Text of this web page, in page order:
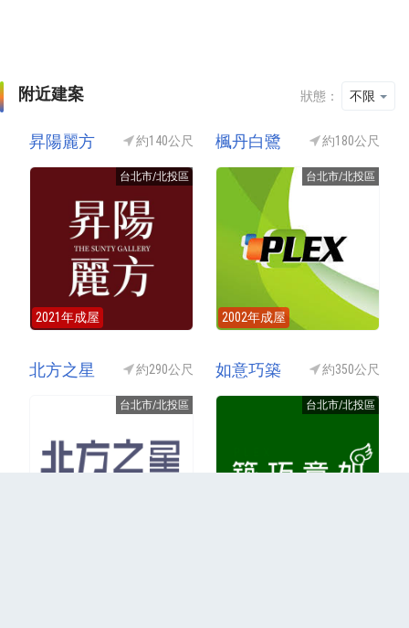
附近建案 狀態： 不限
昇陽麗方 約140公尺
台北市/北投區
2021年成屋
楓丹白鷺 約180公尺
台北市/北投區
2002年成屋
北方之星 約290公尺
台北市/北投區
如意巧築 約350公尺
台北市/北投區